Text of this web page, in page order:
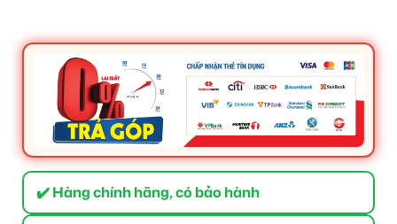
✔️ Hàng chính hãng, có bảo hành